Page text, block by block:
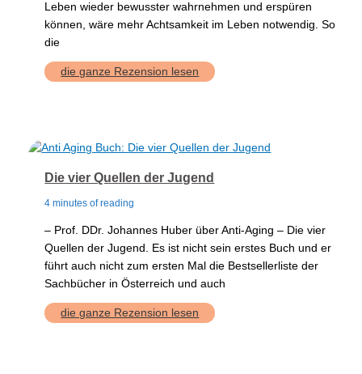
Leben wieder bewusster wahrnehmen und erspüren
können, wäre mehr Achtsamkeit im Leben notwendig. So
die
AchtsamkeitsTag
die ganze Rezension lesen
Die vier Quellen der Jugend
4 minutes of reading
– Prof. DDr. Johannes Huber über Anti-Aging – Die vier
Quellen der Jugend. Es ist nicht sein erstes Buch und er
führt auch nicht zum ersten Mal die Bestsellerliste der
Sachbücher in Österreich und auch
Die
vier
die ganze Rezension lesen